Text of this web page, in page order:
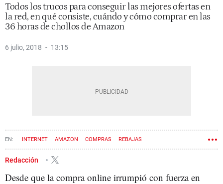
Todos los trucos para conseguir las mejores ofertas en
la red, en qué consiste, cuándo y cómo comprar en las
36 horas de chollos de Amazon
6 julio, 2018 13:15
INTERNET AMAZON COMPRAS REBAJAS
Redacción
Desde que la compra online irrumpió con fuerza en